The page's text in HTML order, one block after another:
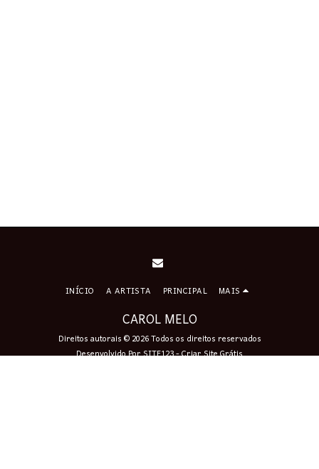
CAROL MELO
Direitos autorais © 2026 Todos os direitos reservados
Desenvolvido PorSITE123-Criar Site Grátis
INÍCIO A ARTISTA PRINCIPAL MAIS